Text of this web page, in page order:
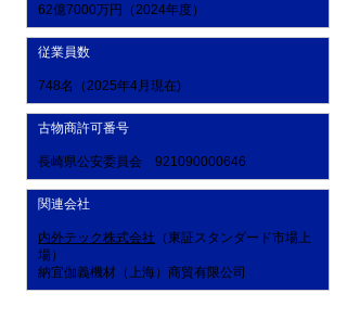
62億7000万円（2024年度）
従業員数
748名（2025年4月現在)
​古物商許可番号
​長崎県公安委員会 921090000646
関連会社
内外テック株式会社 （東証スタンダード市場上
場）
納宜伽義機材（上海）商貿有限公司